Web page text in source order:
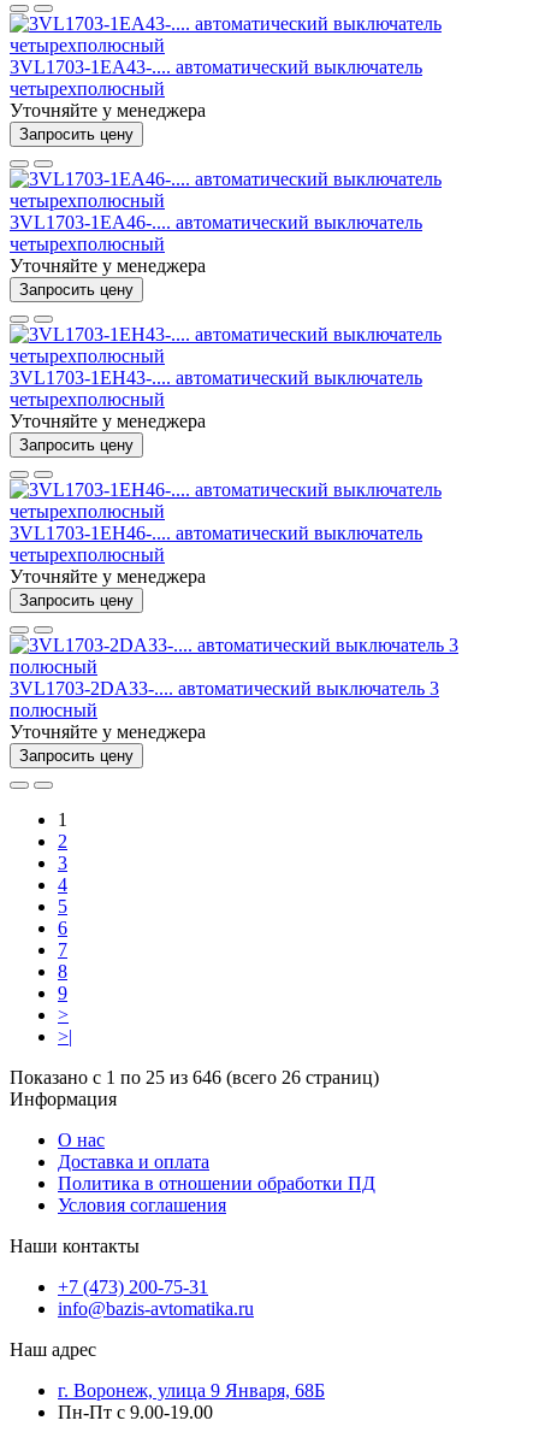
3VL1703-1EA43-.... автоматический выключатель
четырехполюсный
Уточняйте у менеджера
Запросить цену
3VL1703-1EA46-.... автоматический выключатель
четырехполюсный
Уточняйте у менеджера
Запросить цену
3VL1703-1EH43-.... автоматический выключатель
четырехполюсный
Уточняйте у менеджера
Запросить цену
3VL1703-1EH46-.... автоматический выключатель
четырехполюсный
Уточняйте у менеджера
Запросить цену
3VL1703-2DA33-.... автоматический выключатель 3
полюсный
Уточняйте у менеджера
Запросить цену
1
2
3
4
5
6
7
8
9
>
>|
Показано с 1 по 25 из 646 (всего 26 страниц)
Информация
О нас
Доставка и оплата
Политика в отношении обработки ПД
Условия соглашения
Наши контакты
+7 (473) 200-75-31
info@bazis-avtomatika.ru
Наш адрес
г. Воронеж, улица 9 Января, 68Б
Пн-Пт с 9.00-19.00